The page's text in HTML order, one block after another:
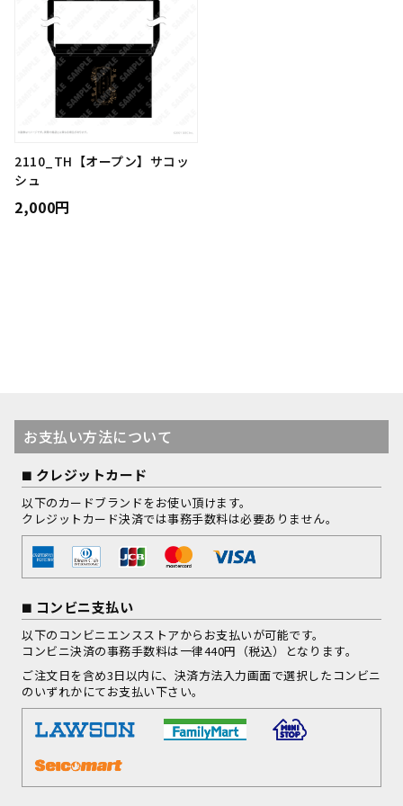
2110_TH【オープン】サコッ
シュ
2,000円
お支払い方法について
クレジットカード
以下のカードブランドをお使い頂けます。
クレジットカード決済では事務手数料は必要ありません。
コンビニ支払い
以下のコンビニエンスストアからお支払いが可能です。
コンビニ決済の事務手数料は一律440円（税込）となります。
ご注文日を含め3日以内に、決済方法入力画面で選択したコンビニ
のいずれかにてお支払い下さい。